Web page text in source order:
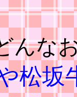
んな
松坂